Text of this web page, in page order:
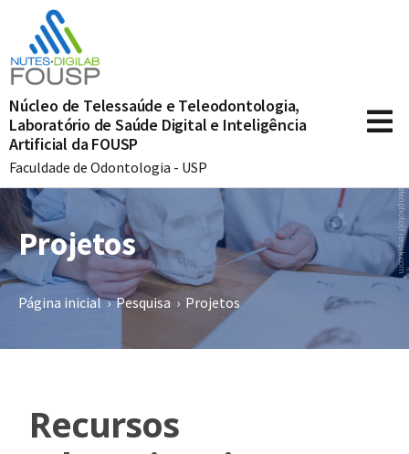
Núcleo de Telessaúde e Teleodontologia,
Laboratório de Saúde Digital e Inteligência
Artificial da FOUSP
Faculdade de Odontologia - USP
Projetos rosshelenphoto|Freepik.com
Página inicial › Pesquisa › Projetos
Recursos